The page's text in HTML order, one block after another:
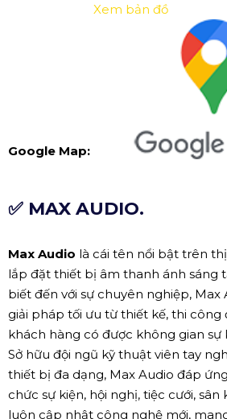
Google Map:
Xem bản đồ
✅ MAX AUDIO.
Max Audio là cái tên nổi bật trên
lắp đặt thiết bị âm thanh ánh sáng
biết đến với sự chuyên nghiệp,
giải pháp tối ưu từ thiết kế, thi công
khách hàng có được không gian sự
Sở hữu đội ngũ kỹ thuật viên tay
thiết bị đa dạng, Max Audio đáp
chức sự kiện, hội nghị, tiệc cưới,
luôn cập nhật công nghệ mới,